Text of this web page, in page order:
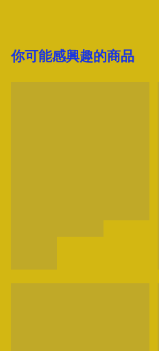
你可能感興趣的商品